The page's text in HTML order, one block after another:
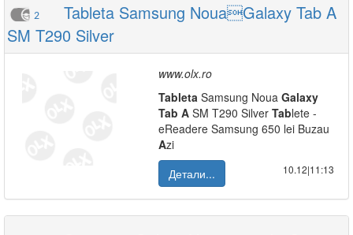
2
Tableta Samsung NouaGalaxy Tab A
SM T290 Silver
www.olx.ro
Tableta Samsung Noua Galaxy
Tab A SM T290 Silver Tablete -
eReadere Samsung 650 lei Buzau
Azi
Детали...
10.12|11:13